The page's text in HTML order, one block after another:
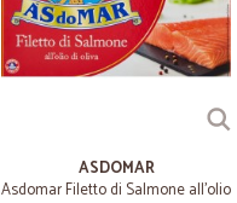
ASDOMAR
Asdomar Filetto di Salmone all'olio